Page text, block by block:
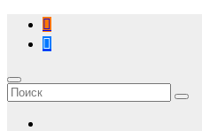
Перейти
содержимому